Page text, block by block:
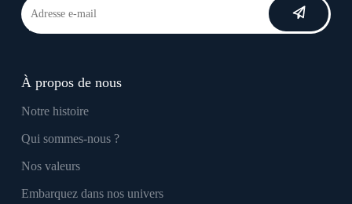
À propos de nous
Notre histoire
Qui sommes-nous ?
Nos valeurs
Embarquez dans nos univers